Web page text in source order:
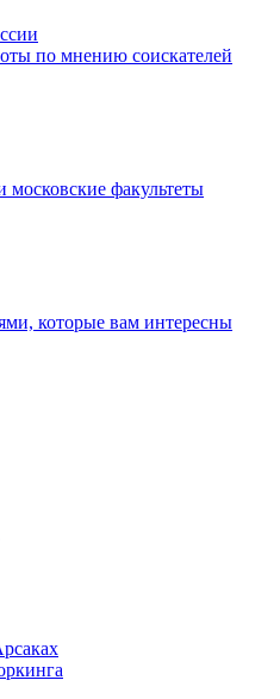
по мнению соискателей
факультеты
которые вам интересны